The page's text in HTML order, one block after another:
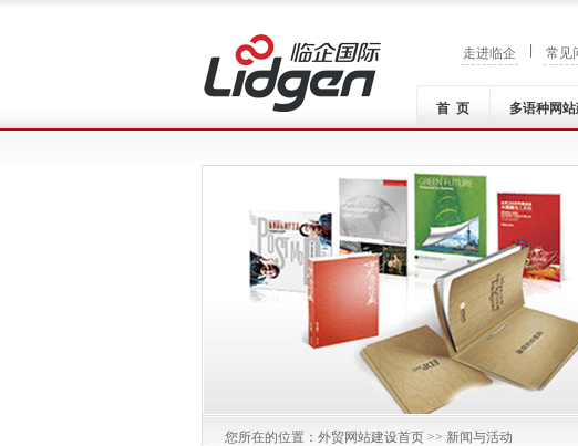
走进临企 常见
首 页 多语种网
您所在的位置： 外贸网站建设首页 >> 新闻与活动